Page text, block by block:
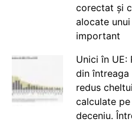
corectat și
alocate
important
Unici în UE:
din întreaga
redus
calculate
deceniu.